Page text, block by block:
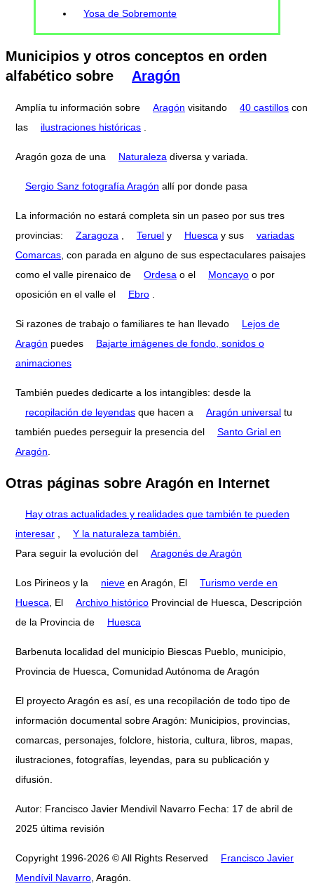
Yosa de Sobremonte
Municipios y otros conceptos en orden
alfabético sobre
Aragón
Amplía tu información sobre Aragón visitando 40 castillos con
las
ilustraciones históricas
Aragón goza de una Naturaleza diversa y variada.
Sergio Sanz fotografía Aragón allí por donde pasa
La información no estará completa sin un paseo por sus tres
provincias:
Zaragoza Teruel y Huesca y sus
variadas
Comarcas , con parada en alguno de sus espectaculares paisajes
como el valle pirenaico de
Ordesa o el Moncayo o por
oposición en el valle el
Ebro
Si razones de trabajo o familiares te han llevado
Lejos de
Aragón puedes
Bajarte imágenes de fondo, sonidos o
animaciones
También puedes dedicarte a los intangibles: desde la
recopilación de leyendas que hacen a Aragón universal tu
también puedes perseguir la presencia del
Santo Grial en
Aragón
Otras páginas sobre Aragón en Internet
Hay otras actualidades y realidades que también te pueden
interesar ,
Y la naturaleza también.
Para seguir la evolución del
Aragonés de Aragón
Los Pirineos y la nieve en Aragón, El
Turismo verde en
Huesca, El Archivo histórico Provincial de Huesca, Descripción
de la Provincia de
Huesca
Barbenuta localidad del municipio Biescas Pueblo, municipio,
Provincia de Huesca, Comunidad Autónoma de Aragón
El proyecto Aragón es así, es una recopilación de todo tipo de
información documental sobre Aragón: Municipios, provincias,
comarcas, personajes, folclore, historia, cultura, libros, mapas,
ilustraciones, fotografías, leyendas, para su publicación y
difusión.
Autor: Francisco Javier Mendivil Navarro Fecha: 17 de abril de
2025 última revisión
Copyright 1996-2026 © All Rights Reserved
Francisco Javier
Mendívil Navarro, Aragón.